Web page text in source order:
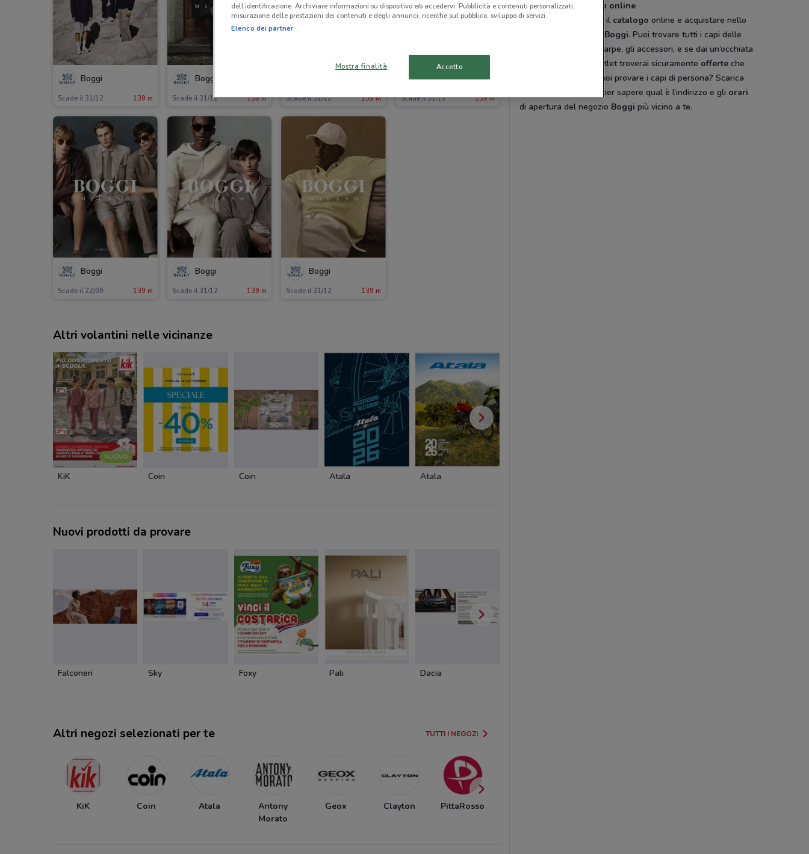
Boggi
Scade il 31/12 139 m
Boggi
Scade il 31/12 139 m Scade il 31/12 139 m
Boggi
Scade il 31/12 139 m
Boggi
Scade il 22/09 139 m
Boggi
Scade il 31/12 139 m
Boggi
Scade il 31/12 139 m
Altri volantini nelle vicinanze
NUOVO
KiK Coin Coin Atala Atala
Nuovi prodotti da provare
Falconeri Sky Foxy Pali Dacia
Altri negozi selezionati per te TUTTI I NEGOZI
KiK Coin Atala
Antony
Morato
Geox Clayton PittaRosso
I vantaggi dello shop online
Da oggi puoi sfogliare il catalogo online e acquistare nello
Boggi. Puoi trovare tutti i capi delle
nuove collezioni, le scarpe, gli accessori, e se dai un’occhiata
anche alla sezione outlet troverai sicuramente offerte che
non potrai perdere. Vuoi provare i capi di persona? Scarica
per sapere qual è l’indirizzo e gli orari
di apertura del negozio Boggi più vicino a te.
dell’identificazione. Archiviare informazioni su dispositivo e/o accedervi. Pubblicità e contenuti personalizzati,
misurazione delle prestazioni dei contenuti e degli annunci, ricerche sul pubblico, sviluppo di servizi.
Elenco dei partner
Mostra finalità Accetto